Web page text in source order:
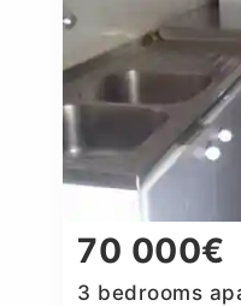
70 000€
3 bedrooms